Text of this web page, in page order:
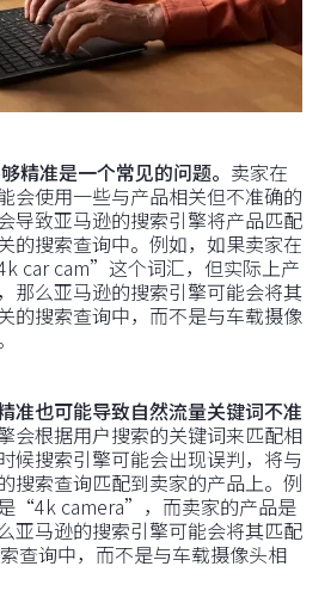
精准是一个常见的问题。 卖家在
会使用一些与产品相关但不准确的
导致亚马逊的搜索引擎将产品匹配
的搜索查询中。例如，如果卖家在
car cam”这个词汇，但实际上产
那么亚马逊的搜索引擎可能会将其
的搜索查询中，而不是与车载摄像
准也可能导致自然流量关键词不准
会根据用户搜索的关键词来匹配相
候搜索引擎可能会出现误判，将与
搜索查询匹配到卖家的产品上。例
“4k camera”，而卖家的产品是
亚马逊的搜索引擎可能会将其匹配
查询中，而不是与车载摄像头相